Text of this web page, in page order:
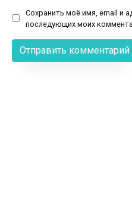
Сохранить моё имя, email и
последующих моих